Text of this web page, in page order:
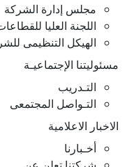
مجلس إدارة الشركة
اللجنة العليا للقطاعات
الهيكل التنظيمى للشركة
الإجتماعيـة
التـدريب
التـواصل المجتمعى
الاعلامية
أخـبارنا